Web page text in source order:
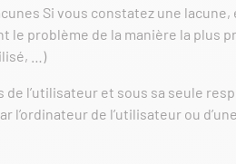
Si vous constatez une
le problème de la manière la plus
…)
l’utilisateur et sous sa seule
l’ordinateur de l’utilisateur ou